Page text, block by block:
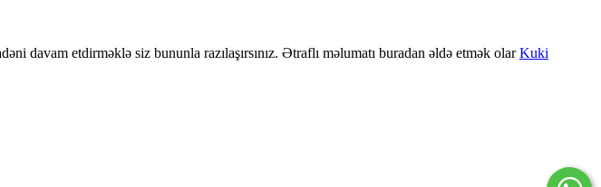
davam etdirməklə siz bununla razılaşırsınız. Ətraflı məlumatı buradan əldə etmək olarKuki